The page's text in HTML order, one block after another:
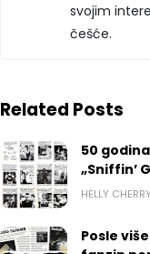
svojim
češće.
Related Posts
50
„Sniffin’
HELLY CHERRY
Posle